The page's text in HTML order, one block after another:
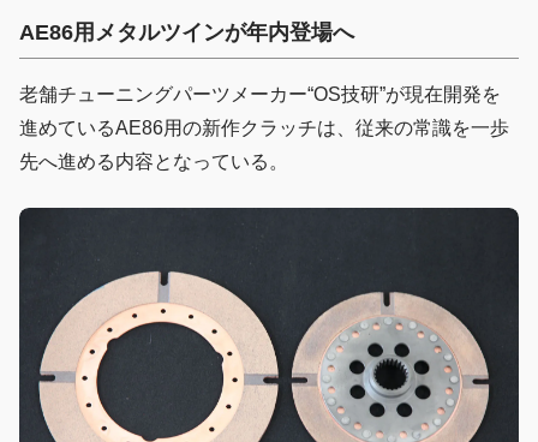
AE86用メタルツインが年内登場へ
老舗チューニングパーツメーカー“OS技研”が現在開発を
進めているAE86用の新作クラッチは、従来の常識を一歩
先へ進める内容となっている。